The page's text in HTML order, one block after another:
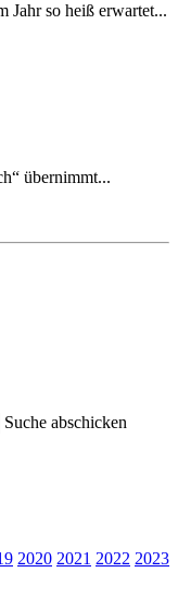
Jahr so heiß erwartet...
übernimmt...
Suche abschicken
2020 2021 2022 2023